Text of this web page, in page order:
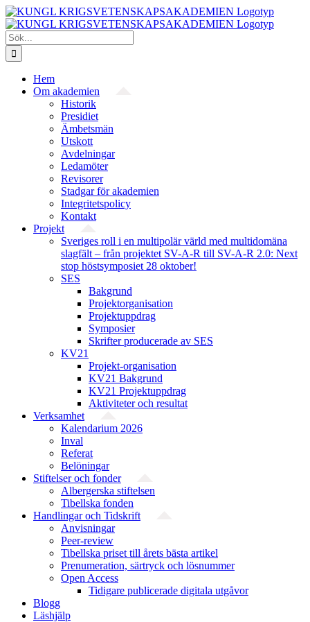
Fortsätt
till
innehållet
Sök
efter:
Hem
Om akademien
Historik
Presidiet
Ämbetsmän
Utskott
Avdelningar
Ledamöter
Revisorer
Stadgar för akademien
Integritetspolicy
Kontakt
Projekt
Sveriges roll i en multipolär värld med multidomäna
slagfält – från projektet SV-A-R till SV-A-R 2.0: Next
stop höstsymposiet 28 oktober!
SES
Bakgrund
Projekt­organisation
Projektuppdrag
Symposier
Skrifter producerade av SES
KV21
Projekt-organisation
KV21 Bakgrund
KV21 Projektuppdrag
Aktiviteter och resultat
Verksamhet
Kalendarium 2026
Inval
Referat
Belöningar
Stiftelser och fonder
Albergerska stiftelsen
Tibellska fonden
Handlingar och Tidskrift
Anvisningar
Peer-review
Tibellska priset till årets bästa artikel
Prenumeration, särtryck och lösnummer
Open Access
Tidigare publicerade digitala utgåvor
Blogg
Läshjälp